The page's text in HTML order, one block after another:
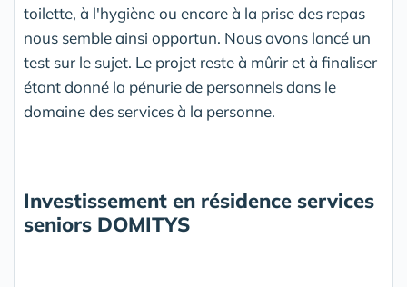
toilette, à l'hygiène ou encore à la prise des repas
nous semble ainsi opportun. Nous avons lancé un
test sur le sujet. Le projet reste à mûrir et à finaliser
étant donné la pénurie de personnels dans le
domaine des services à la personne.
Investissement en résidence services
seniors DOMITYS